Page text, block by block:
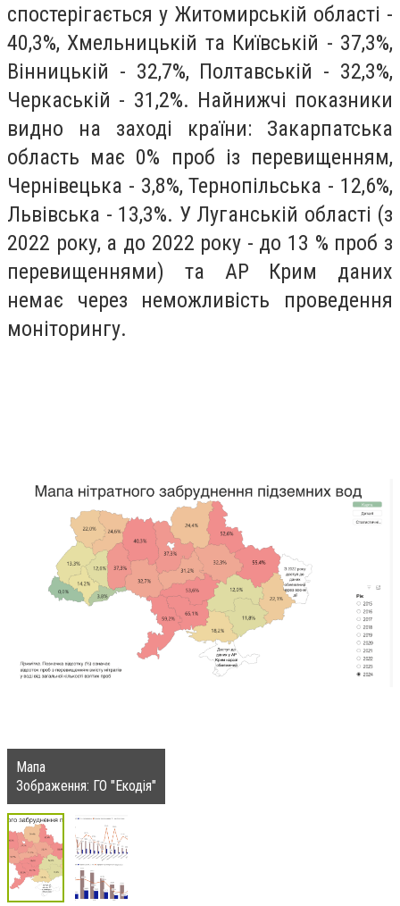
спостерігається у Житомирській області -
40,3%, Хмельницькій та Київській - 37,3%,
Вінницькій - 32,7%, Полтавській - 32,3%,
Черкаській - 31,2%. Найнижчі показники
видно на заході країни: Закарпатська
область має 0% проб із перевищенням,
Чернівецька - 3,8%, Тернопільська - 12,6%,
Львівська - 13,3%. У Луганській області (з
2022 року, а до 2022 року - до 13 % проб з
перевищеннями) та АР Крим даних
немає через неможливість проведення
моніторингу.
Мапа
Зображення: ГО "Екодія"